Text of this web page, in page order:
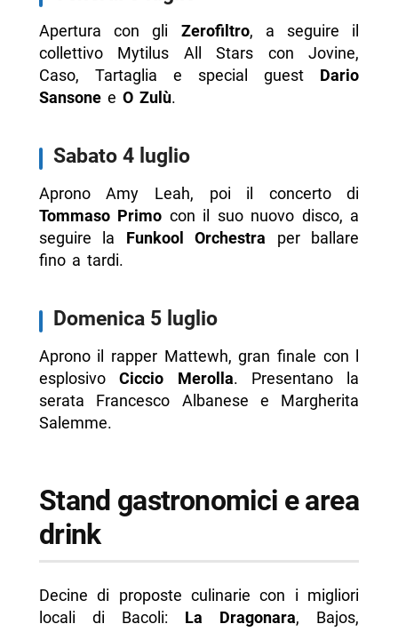
Apertura con gli Zerofiltro, a seguire il
collettivo Mytilus All Stars con Jovine,
Caso, Tartaglia e special guest Dario
Sansonee O Zulù.
Sabato 4 luglio
Aprono Amy Leah, poi il concerto di
Tommaso Primo con il suo nuovo disco, a
seguire la Funkool Orchestra per ballare
fino a tardi.
Domenica 5 luglio
Aprono il rapper Mattewh, gran finale con l
esplosivoCiccio Merolla. Presentano la
serata Francesco Albanese e Margherita
Salemme.
Stand gastronomici e area
drink
Decine di proposte culinarie con i migliori
locali di Bacoli: La Dragonara, Bajos,